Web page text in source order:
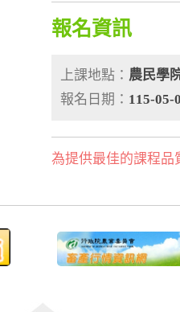
報名資訊
上課地點： 農民學
報名日期： 115-05-
為提供最佳的課程品